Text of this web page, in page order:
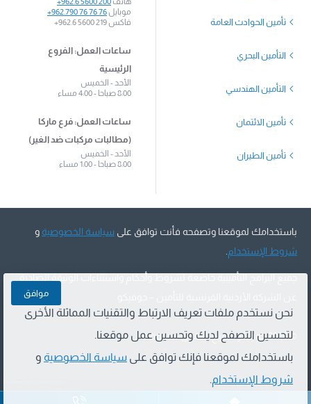
نحن نستخدم ملفات تعريف الارتباط والتقنيات المماثلة الأخرى
لتحسين التصفح لديك وتحسين عمل موقعنا.
باستخدامك لموقعنا فإنك توافق على سياسة الخصوصية و
شروط الإستخدام.
موافق
تأمين الحوادث العامة
التأمين البحري
التأمين الهندسي
تأمين الائتمان
تأمين الطيران
موبايل +962.790 76 76 76
فاكس +962.6 5600 219
ساعات العمل: الفروع
الرئيسية
الأحد - الخميس
8:00 صباحا - 4:00 مساء
ساعات العمل: فرع ماركا
(مطالبات مركبات ضد الغير)
الأحد - الخميس
8:00 صباحا - 1:00 مساء
باستخدامك لموقعنا وتصفحه فأنت توافق على سياسة الخصوصية و
شروط الإستخدام
©2026 جوفيكو, جميع الحقوق محفوظة